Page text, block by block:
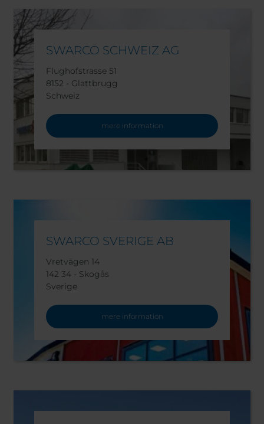
SWARCO SCHWEIZ AG
Flughofstrasse 51
8152 - Glattbrugg
Schweiz
mere information
SWARCO SVERIGE AB
Vretvägen 14
142 34 - Skogås
Sverige
mere information